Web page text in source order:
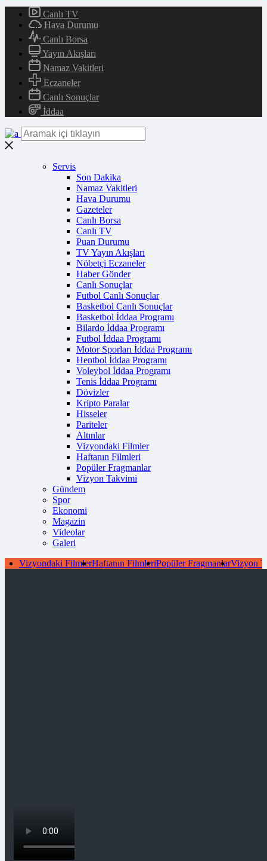
Canlı TV
Hava Durumu
Canlı Borsa
Yayın Akışları
Namaz Vakitleri
Eczaneler
Canlı Sonuçlar
İddaa
Servis
Son Dakika
Namaz Vakitleri
Hava Durumu
Gazeteler
Canlı Borsa
Canlı TV
Puan Durumu
TV Yayın Akışları
Nöbetçi Eczaneler
Haber Gönder
Canlı Sonuçlar
Futbol Canlı Sonuçlar
Basketbol Canlı Sonuçlar
Basketbol İddaa Programı
Bilardo İddaa Programı
Futbol İddaa Programı
Motor Sporları İddaa Programı
Hentbol İddaa Programı
Voleybol İddaa Programı
Tenis İddaa Programı
Dövizler
Kripto Paralar
Hisseler
Pariteler
Altınlar
Vizyondaki Filmler
Haftanın Filmleri
Popüler Fragmanlar
Vizyon Takvimi
Gündem
Spor
Ekonomi
Magazin
Videolar
Galeri
Vizyondaki FilmlerHaftanın FilmleriPopüler FragmanlarVizyon